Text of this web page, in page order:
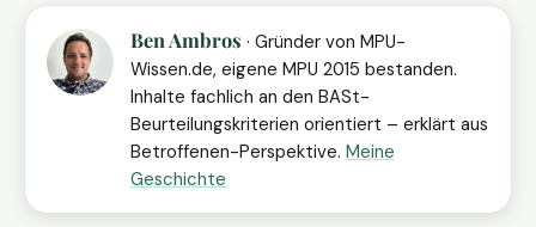
Ben Ambros · Gründer von MPU-
Wissen.de, eigene MPU 2015 bestanden.
Inhalte fachlich an den BASt-
Beurteilungskriterien orientiert – erklärt aus
Betroffenen-Perspektive. Meine
Geschichte